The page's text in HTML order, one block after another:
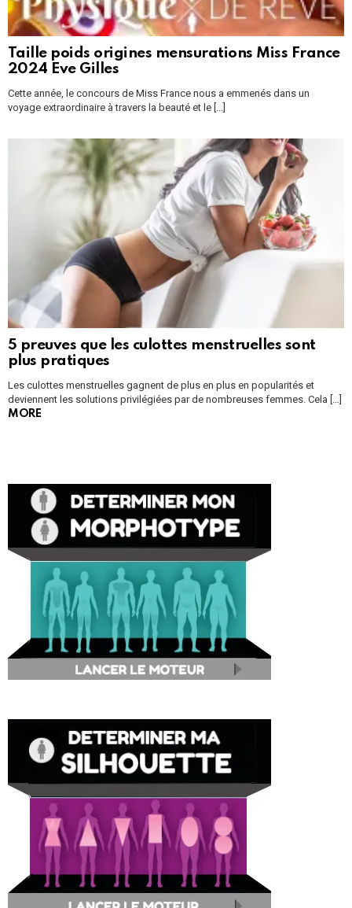
Taille poids origines mensurations Miss France
2024 Eve Gilles
Cette année, le concours de Miss France nous a emmenés dans un
voyage extraordinaire à travers la beauté et le [...]
5 preuves que les culottes menstruelles sont
plus pratiques
Les culottes menstruelles gagnent de plus en plus en popularités et
deviennent les solutions privilégiées par de nombreuses femmes. Cela […]
MORE